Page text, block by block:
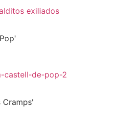
Cramps'